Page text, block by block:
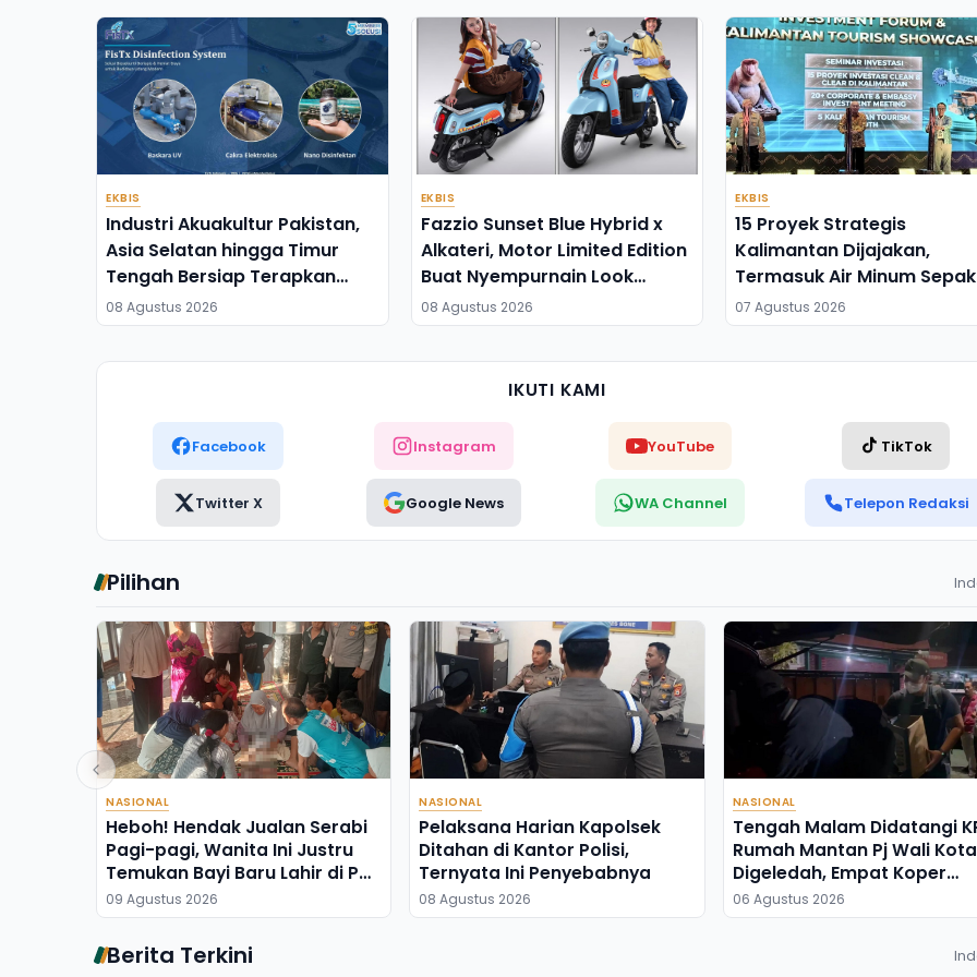
EKBIS
Industri Akuakultur Pakistan,
Asia Selatan hingga Timur
Tengah Bersiap Terapkan
Solusi Terlengkap dari
Indonesia
08 Agustus 2026
EKBIS
Fazzio Sunset Blue Hybrid x
Alkateri, Motor Limited Edition
Buat Nyempurnain Look
Retro-Future Lo
08 Agustus 2026
EKBIS
15 Proyek Strategis
Kalimantan Dijajakan,
Termasuk Air Minum
Semoi dan Energi Sampah
Palangka Raya
07 Agustus 2026
IKUTI KAMI
Facebook Instagram YouTube TikTok
Twitter X Google News WA Channel Telepon Redaksi
Pilihan
NASIONAL
Heboh! Hendak Jualan Serabi
Pagi-pagi, Wanita Ini Justru
Temukan Bayi Baru Lahir di Pos
Kamling
09 Agustus 2026
NASIONAL
Pelaksana Harian Kapolsek
Ditahan di Kantor Polisi,
Ternyata Ini Penyebabnya
08 Agustus 2026
NASIONAL
Tengah Malam Didatangi
Rumah Mantan Pj Wali Kota
Digeledah, Empat Koper
Dibawa
06 Agustus 2026
Berita Terkini